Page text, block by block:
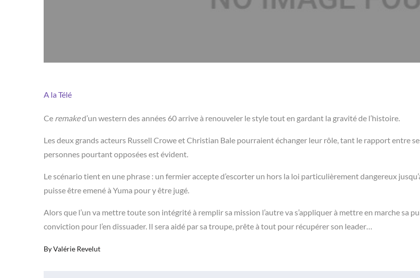
A la Télé
Ce remaked’un western des années 60 arrive à renouveler le style tout en gardant la gravité de l’histoire.
Les deux grands acteurs Russell Crowe et Christian Bale pourraient échanger leur rôle, tant le rapport entre
personnes pourtant opposées est évident.
Le scénario tient en une phrase : un fermier accepte d’escorter un hors la loi particulièrement dangereux
puisse être emené à Yuma pour y être jugé.
Alors que l’un va mettre toute son intégrité à remplir sa mission l’autre va s’appliquer à mettre en marche sa
conviction pour l’en dissuader. Il sera aidé par sa troupe, prête à tout pour récupérer son leader…
ByValérie Revelut